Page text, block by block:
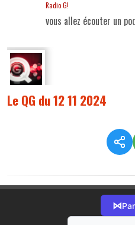
Radio G!
vous allez écouter un
Le QG du 12 11 2024
⋈